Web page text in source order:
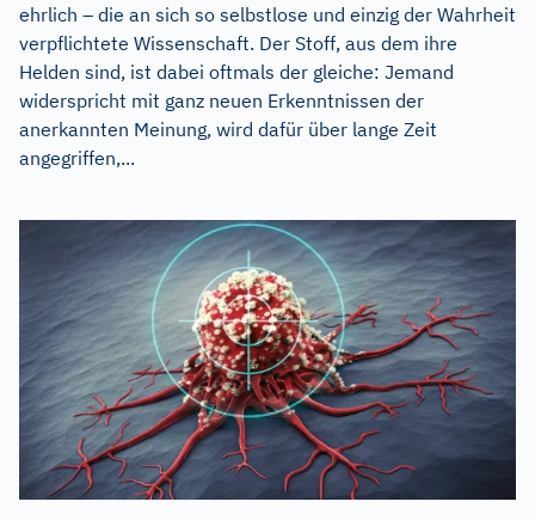
ehrlich – die an sich so selbstlose und einzig der Wahrheit
verpflichtete Wissenschaft. Der Stoff, aus dem ihre
Helden sind, ist dabei oftmals der gleiche: Jemand
widerspricht mit ganz neuen Erkenntnissen der
anerkannten Meinung, wird dafür über lange Zeit
angegriffen,...